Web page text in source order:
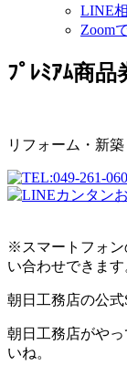
LINE
Zoom
ﾌﾟﾚﾐｱﾑ商品
リフォーム・新
※スマートフォン
い合わせできます
朝日工務店の公式
朝日工務店がや
いね。